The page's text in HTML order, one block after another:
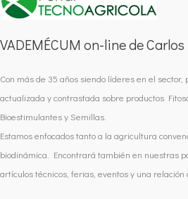
VADEMÉCUM on-line de
Con más de 35 años siendo líderes en el
actualizada y contrastada sobre productos
Bioestimulantes y Semillas.
Estamos enfocados tanto a la agricultura
biodinámica. Encontrará también en nuestras
artículos técnicos, ferias, eventos y una relación